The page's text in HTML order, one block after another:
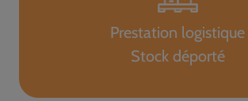
Prestation logistique
Stock déporté